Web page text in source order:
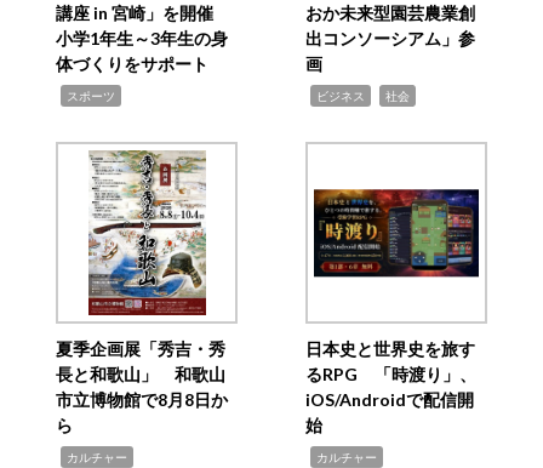
講座 in 宮崎」を開催
小学1年生～3年生の身
体づくりをサポート
スポーツ
おか未来型園芸農業創
出コンソーシアム」参
画
ビジネス 社会
夏季企画展「秀吉・秀
長と和歌山」 和歌山
市立博物館で8月8日か
ら
カルチャー
日本史と世界史を旅す
るRPG 「時渡り」、
iOS/Androidで配信開
始
カルチャー